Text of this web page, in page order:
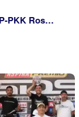
PKK Ros…